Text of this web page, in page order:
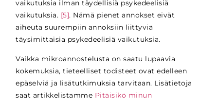
vaikutuksia ilman täydellisiä psykedeelisiä
vaikutuksia. [5]. Nämä pienet annokset eivät
aiheuta suurempiin annoksiin liittyviä
täysimittaisia psykedeelisiä vaikutuksia.
Vaikka mikroannostelusta on saatu lupaavia
kokemuksia, tieteelliset todisteet ovat edelleen
epäselviä ja lisätutkimuksia tarvitaan. Lisätietoja
saat artikkelistamme Pitäisikö minun